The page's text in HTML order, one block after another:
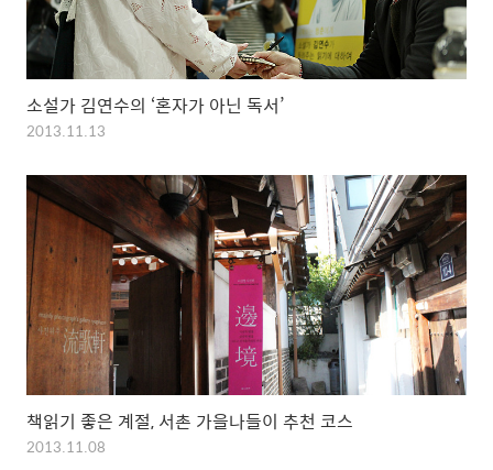
소설가 김연수의 ‘혼자가 아닌 독서’
2013.11.13
책읽기 좋은 계절, 서촌 가을나들이 추천 코스
2013.11.08